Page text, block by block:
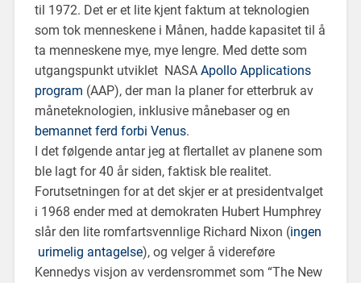
til 1972. Det er et lite kjent faktum at teknologien
som tok menneskene i Månen, hadde kapasitet til å
ta menneskene mye, mye lengre. Med dette som
utgangspunkt utviklet NASA Apollo Applications
program (AAP), der man la planer for etterbruk av
måneteknologien, inklusive månebaser og en
bemannet ferd forbi Venus.
I det følgende antar jeg at flertallet av planene som
ble lagt for 40 år siden, faktisk ble realitet.
Forutsetningen for at det skjer er at presidentvalget
i 1968 ender med at demokraten Hubert Humphrey
slår den lite romfartsvennlige Richard Nixon (ingen
urimelig antagelse), og velger å videreføre
Kennedys visjon av verdensrommet som “The New